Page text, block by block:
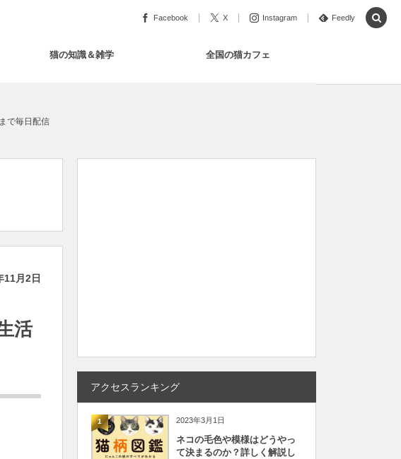
Facebook X Instagram Feedly
猫の知識＆雑学 全国の猫カフェ
で毎日配信
11月2日
活
アクセスランキング
1 2023年3月1日
ネコの毛色や模様はどうやっ
て決まるのか？詳しく解説し